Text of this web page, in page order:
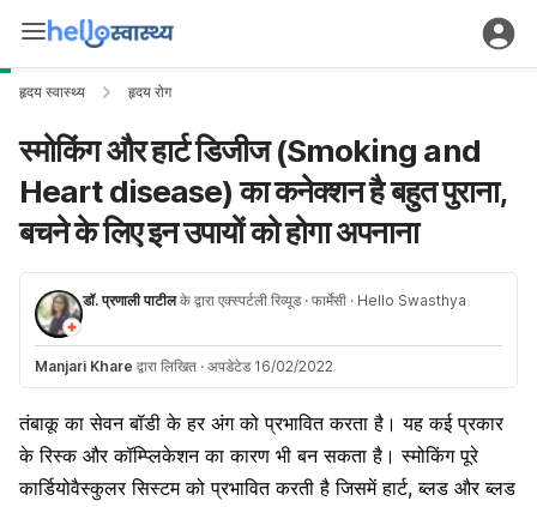
हृदय स्वास्थ्य हृदय रोग
स्मोकिंग और हार्ट डिजीज (Smoking and
Heart disease) का कनेक्शन है बहुत पुराना,
बचने के लिए इन उपायों को होगा अपनाना
डॉ. प्रणाली पाटीलके द्वारा एक्स्पर्टली रिव्यूड · फार्मेसी · Hello Swasthya
Manjari Khare द्वारा लिखित · अपडेटेड 16/02/2022
तंबाकू का सेवन बॉडी के हर अंग को प्रभावित करता है। यह कई प्रकार
के रिस्क और कॉम्प्लिकेशन का कारण भी बन सकता है। स्मोकिंग पूरे
कार्डियोवैस्कुलर सिस्टम को प्रभावित करती है जिसमें हार्ट, ब्लड और ब्लड